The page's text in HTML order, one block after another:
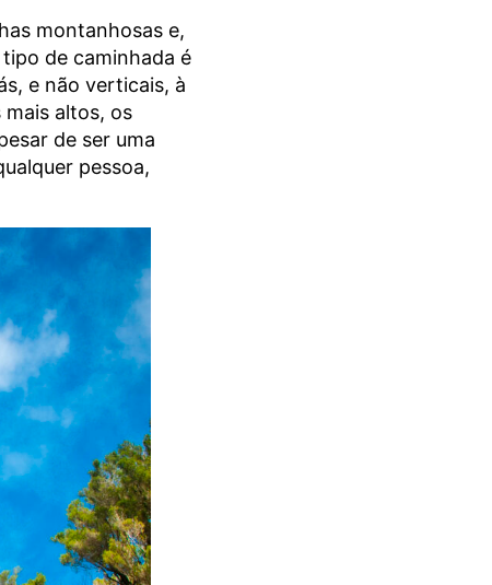
montanhosas e,
de caminhada é
e não verticais, à
altos, os
de ser uma
pessoa,